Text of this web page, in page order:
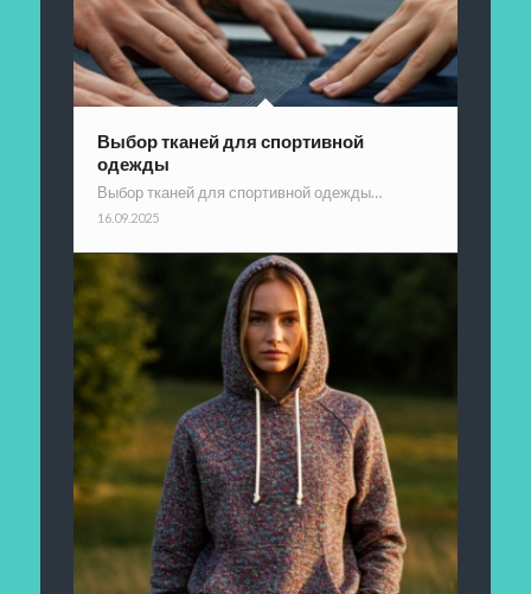
Выбор тканей для спортивной
одежды
Выбор тканей для спортивной одежды…
16.09.2025